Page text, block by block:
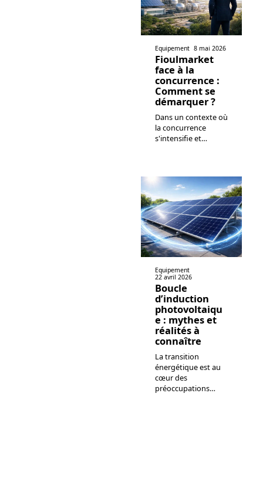
Equipement 8 mai 2026
Fioulmarket
face à la
concurrence :
Comment se
démarquer ?
Dans un contexte où
la concurrence
s'intensifie et…
Equipement
22 avril 2026
Boucle
d’induction
photovoltaiqu
e : mythes et
réalités à
connaître
La transition
énergétique est au
cœur des
préoccupations…